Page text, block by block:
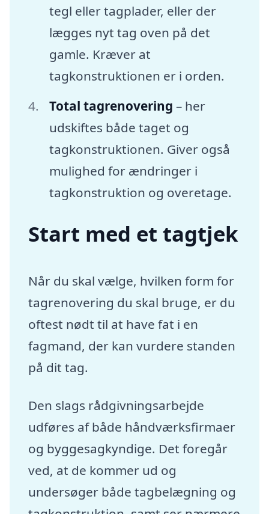
tegl eller tagplader, eller der
lægges nyt tag oven på det
gamle. Kræver at
tagkonstruktionen er i orden.
Total tagrenovering – her
udskiftes både taget og
tagkonstruktionen. Giver også
mulighed for ændringer i
tagkonstruktion og overetage.
Start med et tagtjek
Når du skal vælge, hvilken form for
tagrenovering du skal bruge, er du
oftest nødt til at have fat i en
fagmand, der kan vurdere standen
på dit tag.
Den slags rådgivningsarbejde
udføres af både håndværksfirmaer
og byggesagkyndige. Det foregår
ved, at de kommer ud og
undersøger både tagbelægning og